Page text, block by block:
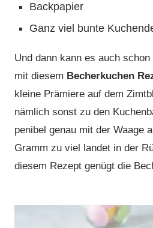
Backpapier
Ganz viel bunte
Und dann kann es auch
mit diesem Becherkuchen
kleine Prämiere auf dem
nämlich sonst zu den
penibel genau mit der Waage
Gramm zu viel landet in der
diesem Rezept genügt die